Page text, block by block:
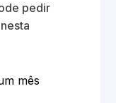
pedir
mês